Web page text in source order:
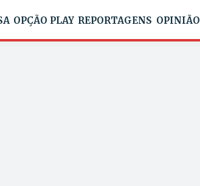
OPÇÃO PLAY REPORTAGENS OPINIÃO